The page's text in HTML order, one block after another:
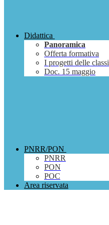
Didattica
Panoramica
Offerta formativa
I progetti delle classi
Doc. 15 maggio
PNRR/PON
PNRR
PON
POC
Area riservata